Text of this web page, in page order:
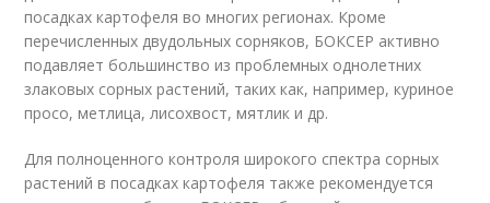
посадках картофеля во многих регионах. Кроме
перечисленных двудольных сорняков, БОКСЕР активно
подавляет большинство из проблемных однолетних
злаковых сорных растений, таких как, например, куриное
просо, метлица, лисохвост, мятлик и др.
Для полноценного контроля широкого спектра сорных
растений в посадках картофеля также рекомендуется